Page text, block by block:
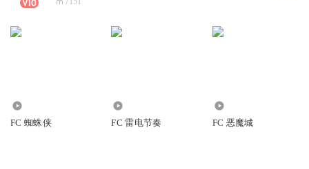
FC 蜘蛛侠 FC 雷电节奏 FC 恶魔城